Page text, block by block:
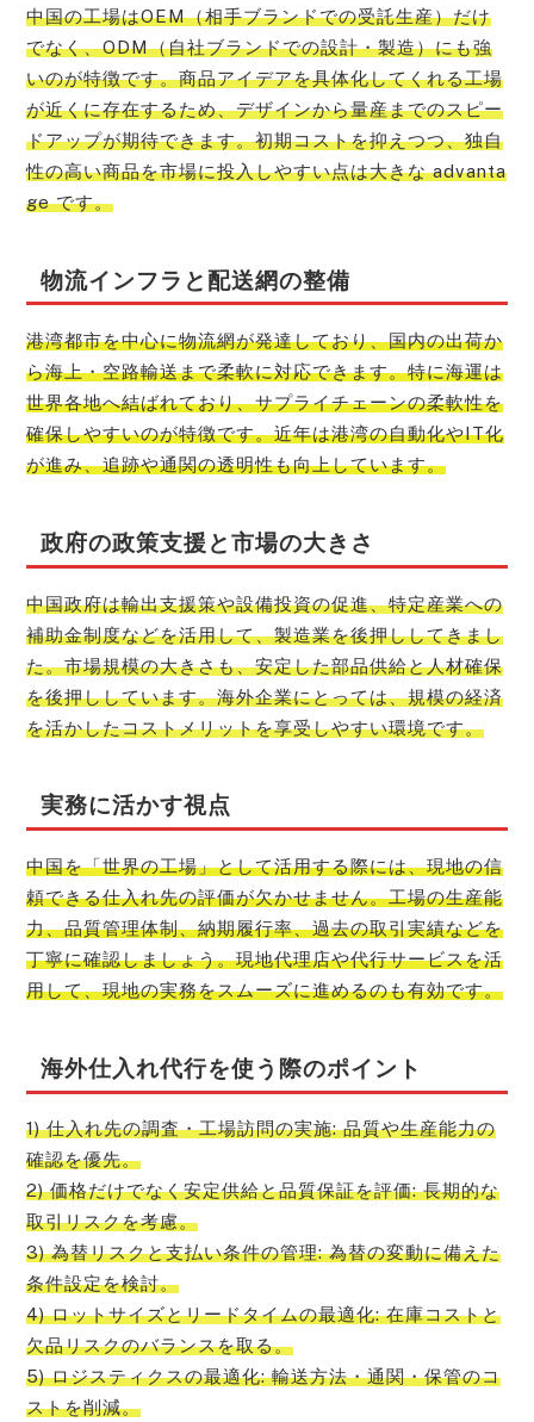
中国の工場はOEM（相手ブランドでの受託生産）だけ
でなく、ODM（自社ブランドでの設計・製造）にも強
いのが特徴です。商品アイデアを具体化してくれる工場
が近くに存在するため、デザインから量産までのスピー
ドアップが期待できます。初期コストを抑えつつ、独自
性の高い商品を市場に投入しやすい点は大きな advanta
ge です。
物流インフラと配送網の整備
港湾都市を中心に物流網が発達しており、国内の出荷か
ら海上・空路輸送まで柔軟に対応できます。特に海運は
世界各地へ結ばれており、サプライチェーンの柔軟性を
確保しやすいのが特徴です。近年は港湾の自動化やIT化
が進み、追跡や通関の透明性も向上しています。
政府の政策支援と市場の大きさ
中国政府は輸出支援策や設備投資の促進、特定産業への
補助金制度などを活用して、製造業を後押ししてきまし
た。市場規模の大きさも、安定した部品供給と人材確保
を後押ししています。海外企業にとっては、規模の経済
を活かしたコストメリットを享受しやすい環境です。
実務に活かす視点
中国を「世界の工場」として活用する際には、現地の信
頼できる仕入れ先の評価が欠かせません。工場の生産能
力、品質管理体制、納期履行率、過去の取引実績などを
丁寧に確認しましょう。現地代理店や代行サービスを活
用して、現地の実務をスムーズに進めるのも有効です。
海外仕入れ代行を使う際のポイント
1) 仕入れ先の調査・工場訪問の実施: 品質や生産能力の
確認を優先。
2) 価格だけでなく安定供給と品質保証を評価: 長期的な
取引リスクを考慮。
3) 為替リスクと支払い条件の管理: 為替の変動に備えた
条件設定を検討。
4) ロットサイズとリードタイムの最適化: 在庫コストと
欠品リスクのバランスを取る。
5) ロジスティクスの最適化: 輸送方法・通関・保管のコ
ストを削減。